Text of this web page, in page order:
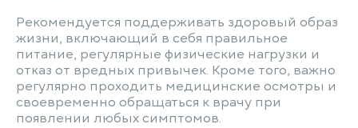
Рекомендуется поддерживать здоровый образ
жизни, включающий в себя правильное
питание, регулярные физические нагрузки и
отказ от вредных привычек. Кроме того, важно
регулярно проходить медицинские осмотры и
своевременно обращаться к врачу при
появлении любых симптомов.